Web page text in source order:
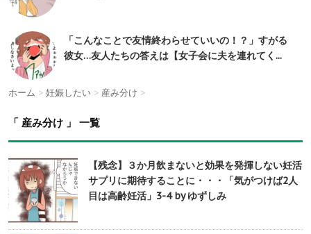
「こんなことで友情終わらせていいの！？」すがる
彼女…友人たちの答えは【女子会に夫を連れてく...
ホーム > 妊娠したい > 産み分け >
「 産み分け 」 一覧
【残念】３か月飲まないと効果を発揮しない妊活
サプリに期待することに・・・「気がつけば2人
目は高齢妊活」3-4 by ゆずしみ